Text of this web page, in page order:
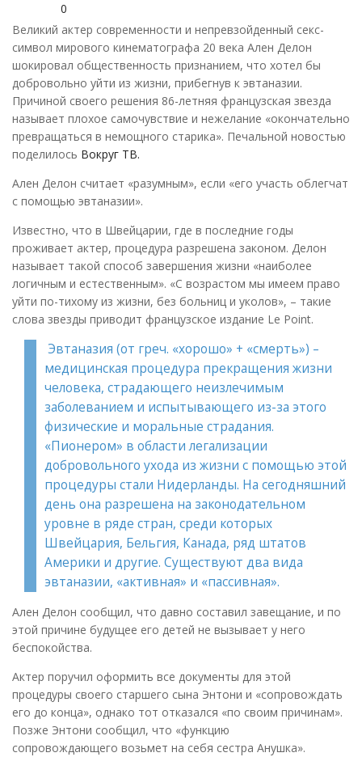
0
Великий актер современности и непревзойденный секс-
символ мирового кинематографа 20 века Ален Делон
шокировал общественность признанием, что хотел бы
добровольно уйти из жизни, прибегнув к эвтаназии.
Причиной своего решения 86-летняя французская звезда
называет плохое самочувствие и нежелание «окончательно
превращаться в немощного старика». Печальной новостью
поделилось Вокруг ТВ.
Ален Делон считает «разумным», если «его участь облегчат
с помощью эвтаназии».
Известно, что в Швейцарии, где в последние годы
проживает актер, процедура разрешена законом. Делон
называет такой способ завершения жизни «наиболее
логичным и естественным». «С возрастом мы имеем право
уйти по-тихому из жизни, без больниц и уколов», – такие
слова звезды приводит французское издание Le Point.
Эвтаназия (от греч. «хорошо» + «смерть») –
медицинская процедура прекращения жизни
человека, страдающего неизлечимым
заболеванием и испытывающего из-за этого
физические и моральные страдания.
«Пионером» в области легализации
добровольного ухода из жизни с помощью этой
процедуры стали Нидерланды. На сегодняшний
день она разрешена на законодательном
уровне в ряде стран, среди которых
Швейцария, Бельгия, Канада, ряд штатов
Америки и другие. Существуют два вида
эвтаназии, «активная» и «пассивная».
Ален Делон сообщил, что давно составил завещание, и по
этой причине будущее его детей не вызывает у него
беспокойства.
Актер поручил оформить все документы для этой
процедуры своего старшего сына Энтони и «сопровождать
его до конца», однако тот отказался «по своим причинам».
Позже Энтони сообщил, что «функцию
сопровождающего возьмет на себя сестра Анушка».